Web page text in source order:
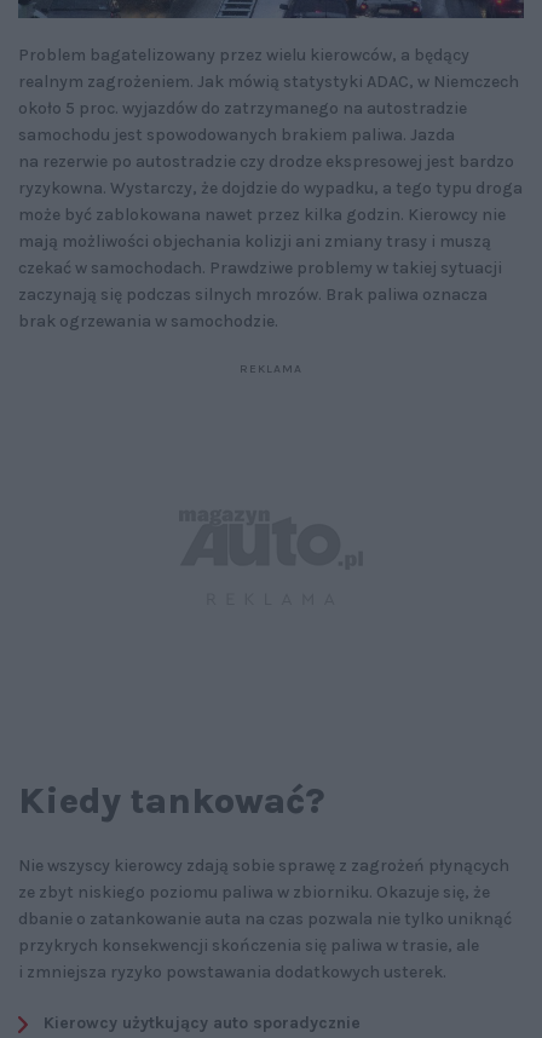
Problem bagatelizowany przez wielu kierowców, a będący
realnym zagrożeniem. Jak mówią statystyki ADAC, w Niemczech
około 5 proc. wyjazdów do zatrzymanego na autostradzie
samochodu jest spowodowanych brakiem paliwa. Jazda
na rezerwie po autostradzie czy drodze ekspresowej jest bardzo
ryzykowna. Wystarczy, że dojdzie do wypadku, a tego typu droga
może być zablokowana nawet przez kilka godzin. Kierowcy nie
mają możliwości objechania kolizji ani zmiany trasy i muszą
czekać w samochodach. Prawdziwe problemy w takiej sytuacji
zaczynają się podczas silnych mrozów. Brak paliwa oznacza
brak ogrzewania w samochodzie.
Kiedy tankować?
Nie wszyscy kierowcy zdają sobie sprawę z zagrożeń płynących
ze zbyt niskiego poziomu paliwa w zbiorniku. Okazuje się, że
dbanie o zatankowanie auta na czas pozwala nie tylko uniknąć
przykrych konsekwencji skończenia się paliwa w trasie, ale
i zmniejsza ryzyko powstawania dodatkowych usterek.
Kierowcy użytkujący auto sporadycznie